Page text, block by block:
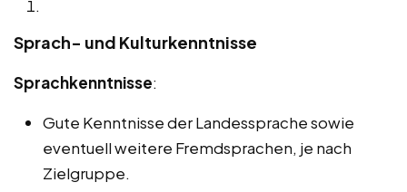
Sprach- und Kulturkenntnisse
Sprachkenntnisse:
Gute Kenntnisse der Landessprache sowie
eventuell weitere Fremdsprachen, je nach
Zielgruppe.